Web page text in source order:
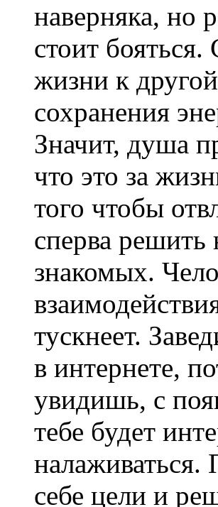
наверняка, но
стоит
жизни к
сохранения
Значит, душа
что это за
того чтобы
сперва решить
знакомых.
тускнеет.
в интернете,
увидишь, с
тебе будет
налаживаться.
себе цели и